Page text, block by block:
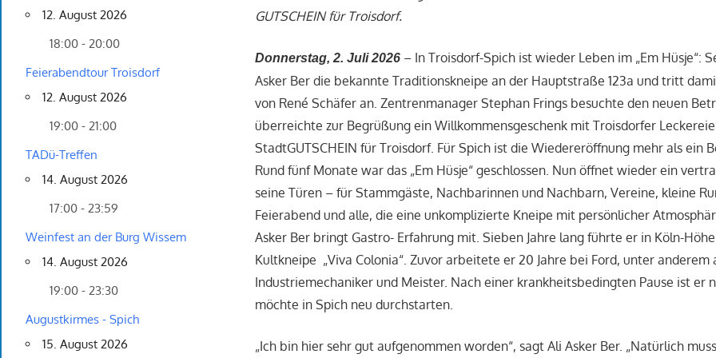
GUTSCHEIN für Troisdorf.
Donnerstag, 2. Juli 2026 – In Troisdorf-Spich ist wieder Leben im „Em Hüsje“:
Asker Ber die bekannte Traditionskneipe an der Hauptstraße 123a und tritt
von René Schäfer an. Zentrenmanager Stephan Frings besuchte den neuen
überreichte zur Begrüßung ein Willkommensgeschenk mit Troisdorfer
StadtGUTSCHEIN für Troisdorf. Für Spich ist die Wiedereröffnung mehr als ein
Rund fünf Monate war das „Em Hüsje“ geschlossen. Nun öffnet wieder ein
seine Türen – für Stammgäste, Nachbarinnen und Nachbarn, Vereine, kleine
Feierabend und alle, die eine unkomplizierte Kneipe mit persönlicher
Asker Ber bringt Gastro- Erfahrung mit. Sieben Jahre lang führte er in Köln-
Kultkneipe „Viva Colonia“. Zuvor arbeitete er 20 Jahre bei Ford, unter anderem
Industriemechaniker und Meister. Nach einer krankheitsbedingten Pause ist er
möchte in Spich neu durchstarten.
„Ich bin hier sehr gut aufgenommen worden“, sagt Ali Asker Ber. „Natürlich
12. August 2026
18:00 - 20:00
Feierabendtour Troisdorf
12. August 2026
19:00 - 21:00
TADü-Treffen
14. August 2026
17:00 - 23:59
Weinfest an der Burg Wissem
14. August 2026
19:00 - 23:30
Augustkirmes - Spich
15. August 2026